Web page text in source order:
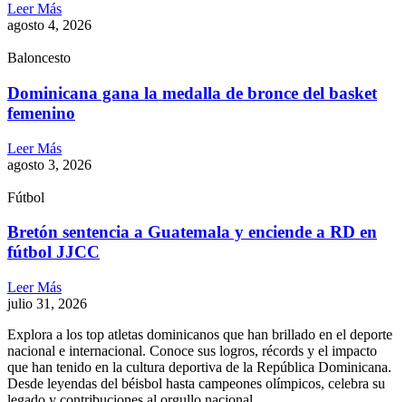
Leer Más
agosto 4, 2026
Baloncesto
Dominicana gana la medalla de bronce del basket
femenino
Leer Más
agosto 3, 2026
Fútbol
Bretón sentencia a Guatemala y enciende a RD en
fútbol JJCC
Leer Más
julio 31, 2026
Explora a los top atletas dominicanos que han brillado en el deporte
nacional e internacional. Conoce sus logros, récords y el impacto
que han tenido en la cultura deportiva de la República Dominicana.
Desde leyendas del béisbol hasta campeones olímpicos, celebra su